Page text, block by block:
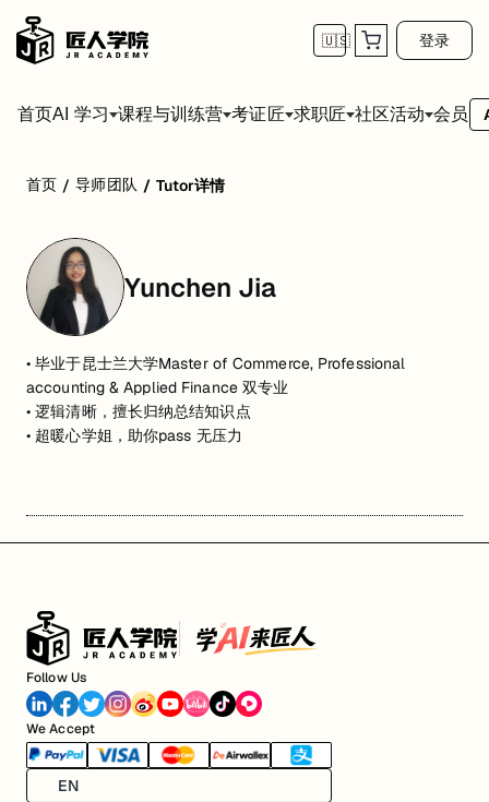
🇺🇸 登录
首页AI 学习 课程与训练营 考证匠 求职匠 社区活动 会员
首页 / 导师团队 / Tutor详情
Yunchen Jia
• 毕业于昆士兰大学Master of Commerce, Professional
accounting & Applied Finance 双专业
• 逻辑清晰，擅长归纳总结知识点
• 超暖心学姐，助你pass 无压力
Follow Us
We Accept
EN